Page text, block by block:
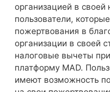
организацией в
пользователи,
пожертвования в
организации в своей
налоговые вычеты
платформу MAD.
имеют возможность